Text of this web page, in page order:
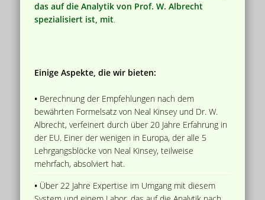
das auf die Analytik von Prof. W. Albrecht
spezialisiert ist, mit.
Einige Aspekte, die wir bieten:
• Berechnung der Empfehlungen nach dem
bewährten Formelsatz von Neal Kinsey und Dr. W.
Albrecht, verfeinert durch über 20 Jahre Erfahrung in
der EU. Einer der wenigen in Europa, der alle 5
Lehrgangsblöcke von Neal Kinsey, teilweise
mehrfach, absolviert hat.
• Über 22 Jahre Expertise im Umgang mit diesem